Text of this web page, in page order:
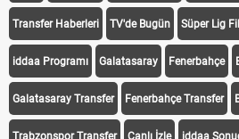
Transfer Haberleri TV'de Bugün Süper Lig
iddaa Programı Galatasaray Fenerbahçe
Galatasaray Transfer Fenerbahçe Transfer
Trabzonspor Transfer Canlı İzle iddaa